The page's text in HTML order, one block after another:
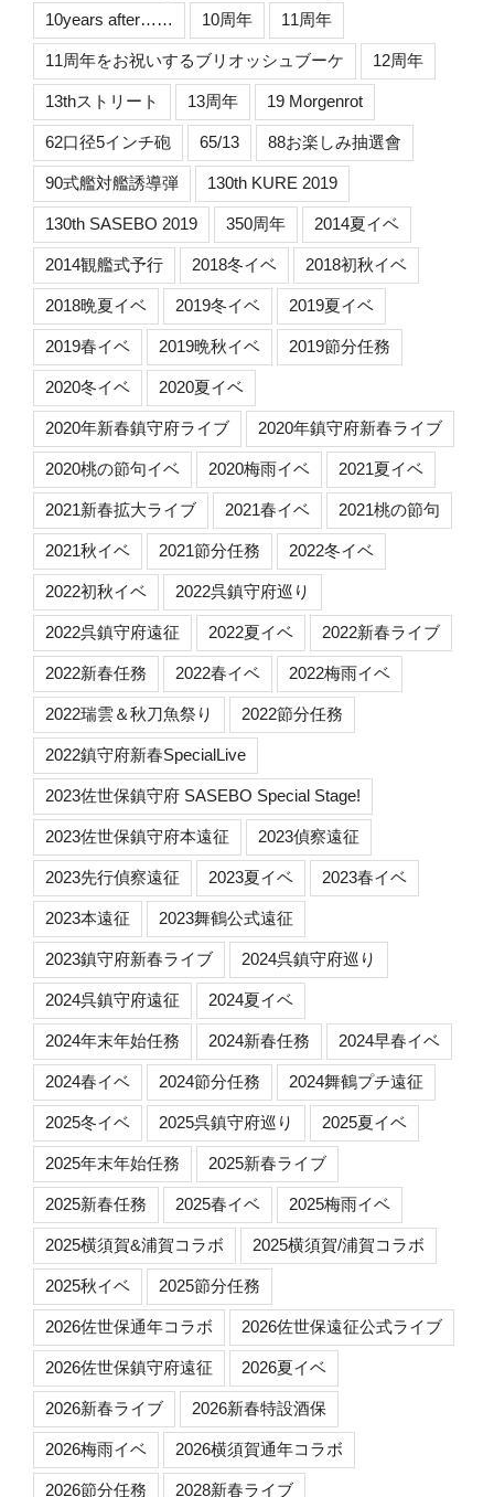
10years after…… 10周年 11周年
11周年をお祝いするブリオッシュブーケ 12周年
13thストリート 13周年 19 Morgenrot
62口径5インチ砲 65/13 88お楽しみ抽選會
90式艦対艦誘導弾 130th KURE 2019
130th SASEBO 2019 350周年 2014夏イベ
2014観艦式予行 2018冬イベ 2018初秋イベ
2018晩夏イベ 2019冬イベ 2019夏イベ
2019春イベ 2019晩秋イベ 2019節分任務
2020冬イベ 2020夏イベ
2020年新春鎮守府ライブ 2020年鎮守府新春ライブ
2020桃の節句イベ 2020梅雨イベ 2021夏イベ
2021新春拡大ライブ 2021春イベ 2021桃の節句
2021秋イベ 2021節分任務 2022冬イベ
2022初秋イベ 2022呉鎮守府巡り
2022呉鎮守府遠征 2022夏イベ 2022新春ライブ
2022新春任務 2022春イベ 2022梅雨イベ
2022瑞雲＆秋刀魚祭り 2022節分任務
2022鎮守府新春SpecialLive
2023佐世保鎮守府 SASEBO Special Stage!
2023佐世保鎮守府本遠征 2023偵察遠征
2023先行偵察遠征 2023夏イベ 2023春イベ
2023本遠征 2023舞鶴公式遠征
2023鎮守府新春ライブ 2024呉鎮守府巡り
2024呉鎮守府遠征 2024夏イベ
2024年末年始任務 2024新春任務 2024早春イベ
2024春イベ 2024節分任務 2024舞鶴プチ遠征
2025冬イベ 2025呉鎮守府巡り 2025夏イベ
2025年末年始任務 2025新春ライブ
2025新春任務 2025春イベ 2025梅雨イベ
2025横須賀&浦賀コラボ 2025横須賀/浦賀コラボ
2025秋イベ 2025節分任務
2026佐世保通年コラボ 2026佐世保遠征公式ライブ
2026佐世保鎮守府遠征 2026夏イベ
2026新春ライブ 2026新春特設酒保
2026梅雨イベ 2026横須賀通年コラボ
2026節分任務 2028新春ライブ